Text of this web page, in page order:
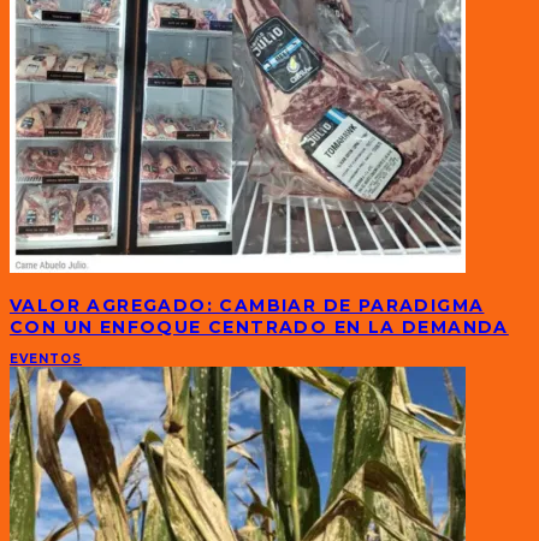
VALOR AGREGADO: CAMBIAR DE PARADIGMA
CON UN ENFOQUE CENTRADO EN LA DEMANDA
EVENTOS